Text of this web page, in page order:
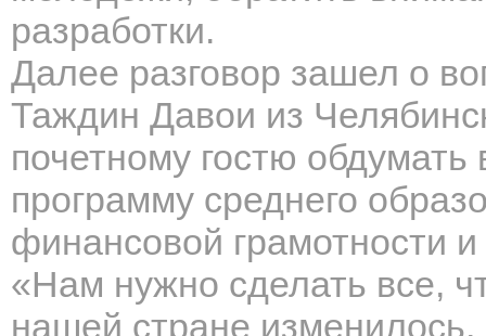
разработки.
Далее разговор зашел о
Таждин Давои из
почетному гостю
программу среднего
финансовой грамотности
«Нам нужно сделать все,
нашей стране